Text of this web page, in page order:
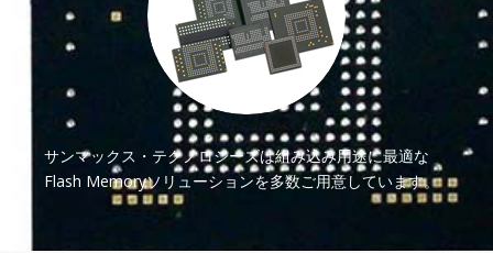
サンマックス・テクノロジーズは組み込み用途に最適な
Flash Memoryソリューションを多数ご用意しています。